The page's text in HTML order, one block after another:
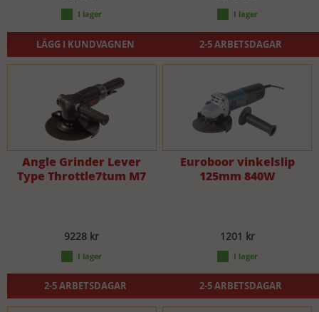
LÄGG I KUNDVAGNEN 2-5 ARBETSDAGAR
Angle Grinder Lever
Type Throttle7tum M7
9228 kr
2-5 ARBETSDAGAR
Euroboor vinkelslip
125mm 840W
1201 kr
2-5 ARBETSDAGAR